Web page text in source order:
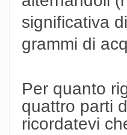
significativa
grammi di
Per quanto
quattro parti
ricordatevi